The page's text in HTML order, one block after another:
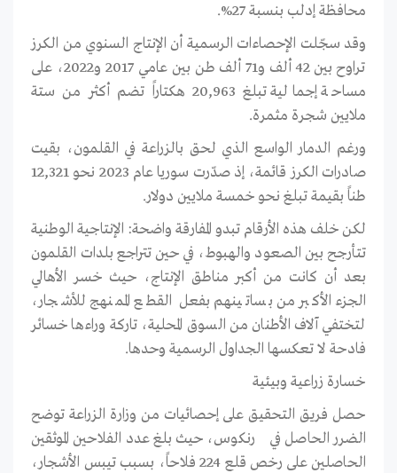
محافظة إدلب بنسبة 27%.
وقد سجّلت الإحصاءات الرسمية أن الإنتاج السنوي من الكرز
تراوح بين 42 ألف و71 ألف طن بين عامي 2017 و2022، على
مساحة إجمالية تبلغ 20,963 هكتاراً تضم أكثر من ستة
ملايين شجرة مثمرة.
ورغم الدمار الواسع الذي لحق بالزراعة في القلمون، بقيت
صادرات الكرز قائمة، إذ صدّرت سوريا عام 2023 نحو 12,321
طناً بقيمة تبلغ نحو خمسة ملايين دولار.
لكن خلف هذه الأرقام تبدو المفارقة واضحة: الإنتاجية الوطنية
تتأرجح بين الصعود والهبوط، في حين تتراجع بلدات القلمون
بعد أن كانت من أكبر مناطق الإنتاج، حيث خسر الأهالي
الجزء الأكبر من بساتينهم بفعل القطع الممنهج للأشجار،
لتختفي آلاف الأطنان من السوق المحلية، تاركة وراءها خسائر
فادحة لا تعكسها الجداول الرسمية وحدها.
خسارة زراعية وبيئية
حصل فريق التحقيق على إحصائيات من وزارة الزراعة توضح
الضرر الحاصل في رنكوس، حيث بلغ عدد الفلاحين الموثقين
الحاصلين على رخص قلع 224 فلاحاً، بسبب تيبس الأشجار،